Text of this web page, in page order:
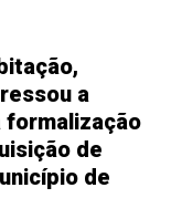
a
formalização
de
de